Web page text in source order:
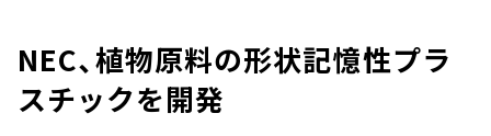
NEC、植物原料の形状記憶性プラ
スチックを開発